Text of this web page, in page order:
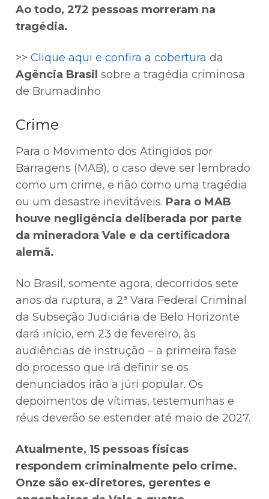
Ao todo, 272 pessoas morreram na
tragédia.
>>Clique aqui e confira a cobertura da
Agência Brasil sobre a tragédia criminosa
de Brumadinho
Crime
Para o Movimento dos Atingidos por
Barragens (MAB), o caso deve ser lembrado
como um crime, e não como uma tragédia
ou um desastre inevitáveis. Para o MAB
houve negligência deliberada por parte
da mineradora Vale e da certificadora
alemã.
No Brasil, somente agora, decorridos sete
anos da ruptura, a 2ª Vara Federal Criminal
da Subseção Judiciária de Belo Horizonte
dará início, em 23 de fevereiro, às
audiências de instrução – a primeira fase
do processo que irá definir se os
denunciados irão a júri popular. Os
depoimentos de vítimas, testemunhas e
réus deverão se estender até maio de 2027.
Atualmente, 15 pessoas físicas
respondem criminalmente pelo crime.
Onze são ex-diretores, gerentes e